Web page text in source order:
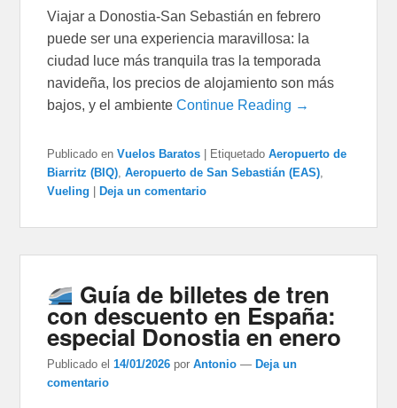
Viajar a Donostia-San Sebastián en febrero
puede ser una experiencia maravillosa: la
ciudad luce más tranquila tras la temporada
navideña, los precios de alojamiento son más
bajos, y el ambienteContinue Reading →
Publicado en Vuelos Baratos Etiquetado Aeropuerto de
Biarritz (BIQ),Aeropuerto de San Sebastián (EAS),
Vueling
Deja un comentario
Guía de billetes de tren
con descuento en España:
especial Donostia en enero
Publicado el 14/01/2026 porAntonio — Deja un
comentario